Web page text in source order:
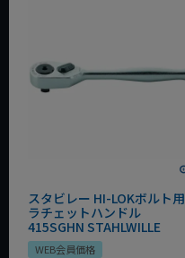
スタビレー HI-LOKボルト用
ラチェットハンドル
415SGHN STAHLWILLE
WEB会員価格